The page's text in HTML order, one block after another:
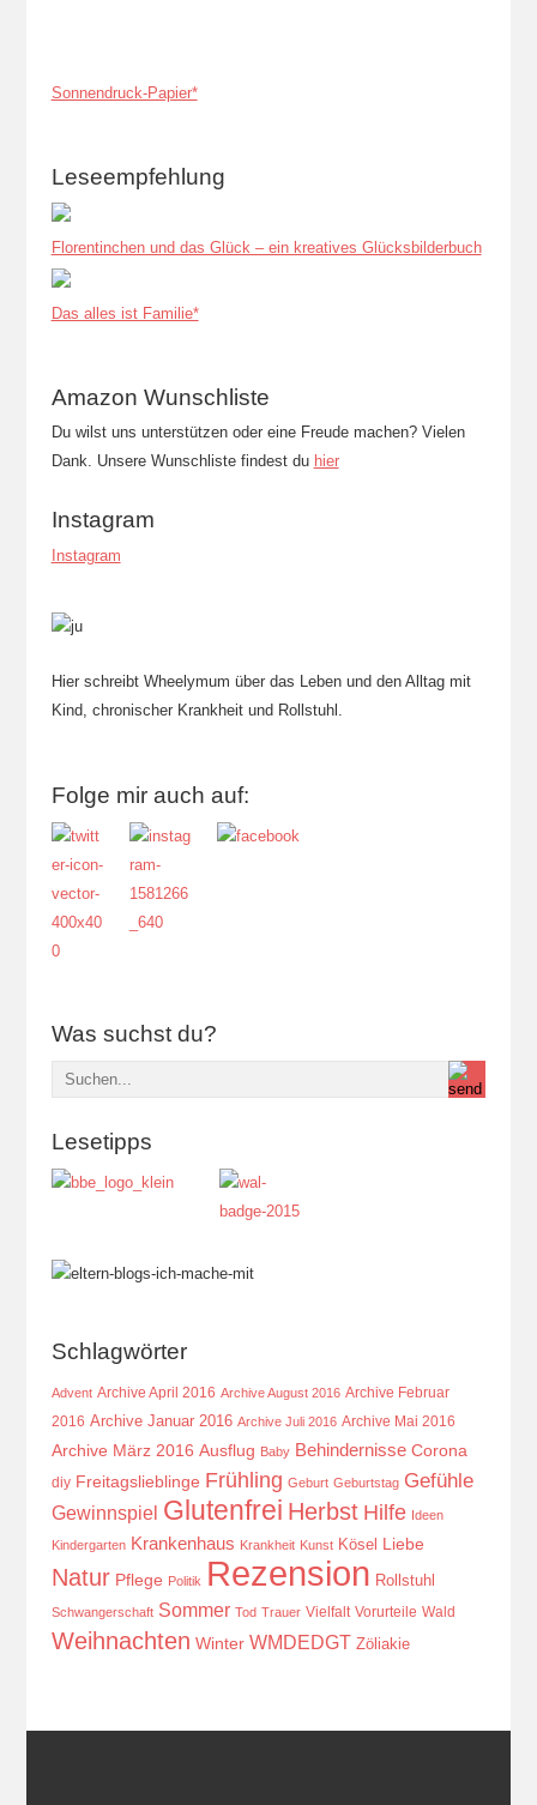
Sonnendruck-Papier*
Leseempfehlung
Florentinchen und das Glück – ein kreatives Glücksbilderbuch
Das alles ist Familie*
Amazon Wunschliste
Du wilst uns unterstützen oder eine Freude machen? Vielen
Dank. Unsere Wunschliste findest du hier
Instagram
Instagram
Hier schreibt Wheelymum über das Leben und den Alltag mit
Kind, chronischer Krankheit und Rollstuhl.
Folge mir auch auf:
Was suchst du?
Lesetipps
Schlagwörter
Advent Archive April 2016 Archive August 2016 Archive Februar
2016 Archive Januar 2016 Archive Juli 2016 Archive Mai 2016
Archive März 2016 Ausflug Baby Behindernisse Corona
diy Freitagslieblinge Frühling Geburt Geburtstag Gefühle
Gewinnspiel Glutenfrei Herbst Hilfe Ideen
Kindergarten Krankenhaus Krankheit Kunst Kösel Liebe
Natur Pflege Politik Rezension Rollstuhl
Schwangerschaft Sommer Tod Trauer Vielfalt Vorurteile Wald
Weihnachten Winter WMDEDGT Zöliakie